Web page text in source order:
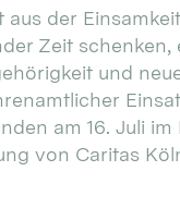
der
Zeit schenken,
und
am 16. Juli
von Caritas